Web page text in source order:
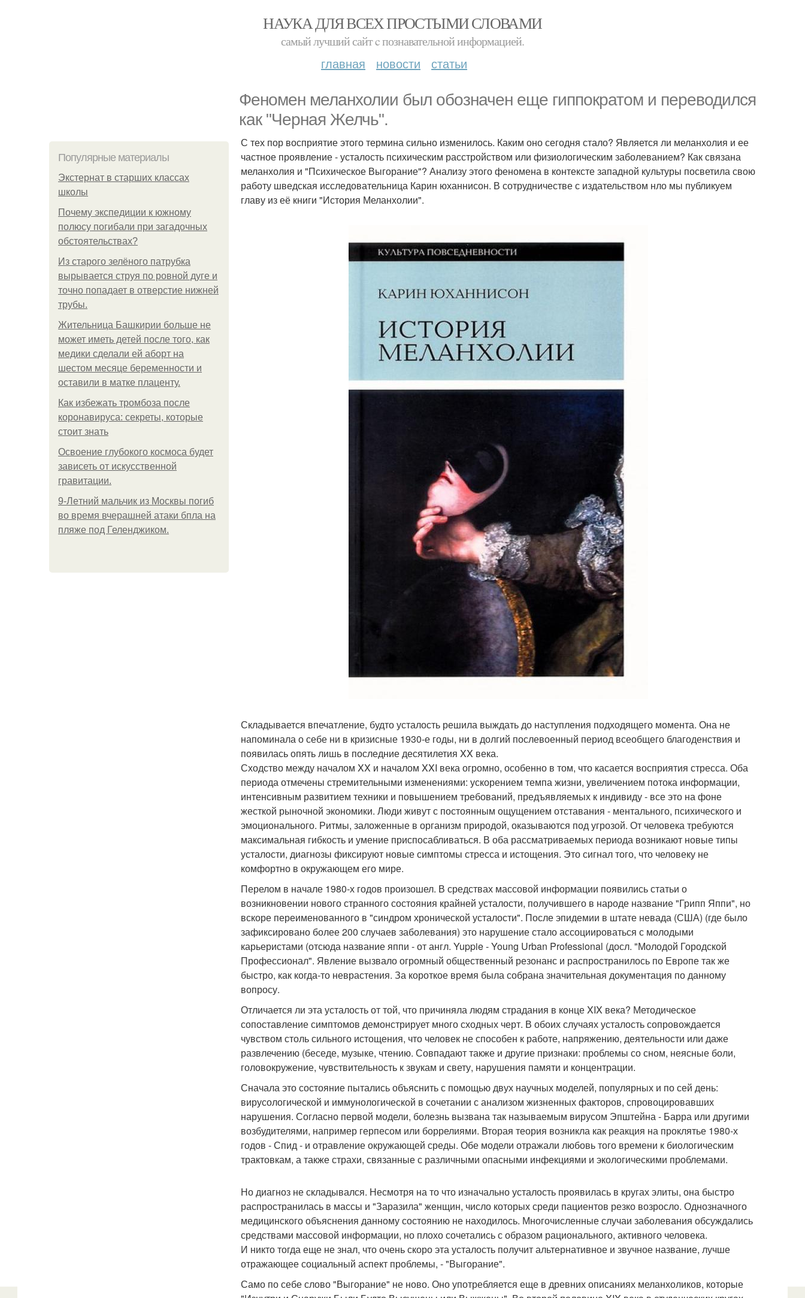
НАУКА ДЛЯ ВСЕХ ПРОСТЫМИ СЛОВАМИ
самый лучший сайт c познавательной информацией.
главная новости статьи
Феномен меланхолии был обозначен еще гиппократом и переводился
как "Черная Желчь".
Популярные материалы
Экстернат в старших классах
школы
Почему экспедиции к южному
полюсу погибали при загадочных
обстоятельствах?
Из старого зелёного патрубка
вырывается струя по ровной дуге и
точно попадает в отверстие нижней
трубы.
Жительница Башкирии больше не
может иметь детей после того, как
медики сделали ей аборт на
шестом месяце беременности и
оставили в матке плаценту.
Как избежать тромбоза после
коронавируса: секреты, которые
стоит знать
Освоение глубокого космоса будет
зависеть от искусственной
гравитации.
9-Лeтний мaльчик из Москвы погиб
во время вчерашней атаки бпла на
пляже под Геленджиком.
С тех пор восприятие этого термина сильно изменилось. Каким оно сегодня стало? Является ли меланхолия и ее
частное проявление - усталость психическим расстройством или физиологическим заболеванием? Как связана
меланхолия и "Психическое Выгорание"? Анализу этого феномена в контексте западной культуры посветила свою
работу шведская исследовательница Карин юханнисон. В сотрудничестве с издательством нло мы публикуем
главу из её книги "История Меланхолии".
Складывается впечатление, будто усталость решила выждать до наступления подходящего момента. Она не
напоминала о себе ни в кризисные 1930-е годы, ни в долгий послевоенный период всеобщего благоденствия и
появилась опять лишь в последние десятилетия XX века.
Сходство между началом XX и началом XXI века огромно, особенно в том, что касается восприятия стресса. Оба
периода отмечены стремительными изменениями: ускорением темпа жизни, увеличением потока информации,
интенсивным развитием техники и повышением требований, предъявляемых к индивиду - все это на фоне
жесткой рыночной экономики. Люди живут с постоянным ощущением отставания - ментального, психического и
эмоционального. Ритмы, заложенные в организм природой, оказываются под угрозой. От человека требуются
максимальная гибкость и умение приспосабливаться. В оба рассматриваемых периода возникают новые типы
усталости, диагнозы фиксируют новые симптомы стресса и истощения. Это сигнал того, что человеку не
комфортно в окружающем его мире.
Перелом в начале 1980-х годов произошел. В средствах массовой информации появились статьи о
возникновении нового странного состояния крайней усталости, получившего в народе название "Грипп Яппи", но
вскоре переименованного в "синдром хронической усталости". После эпидемии в штате невада (США) (где было
зафиксировано более 200 случаев заболевания) это нарушение стало ассоциироваться с молодыми
карьеристами (отсюда название яппи - от англ. Yuppie - Young Urban Professional (досл. "Молодой Городской
Профессионал". Явление вызвало огромный общественный резонанс и распространилось по Европе так же
быстро, как когда-то неврастения. За короткое время была собрана значительная документация по данному
вопросу.
Отличается ли эта усталость от той, что причиняла людям страдания в конце XIX века? Методическое
сопоставление симптомов демонстрирует много сходных черт. В обоих случаях усталость сопровождается
чувством столь сильного истощения, что человек не способен к работе, напряжению, деятельности или даже
развлечению (беседе, музыке, чтению. Совпадают также и другие признаки: проблемы со сном, неясные боли,
головокружение, чувствительность к звукам и свету, нарушения памяти и концентрации.
Сначала это состояние пытались объяснить с помощью двух научных моделей, популярных и по сей день:
вирусологической и иммунологической в сочетании с анализом жизненных факторов, спровоцировавших
нарушения. Согласно первой модели, болезнь вызвана так называемым вирусом Эпштейна - Барра или другими
возбудителями, например герпесом или боррелиями. Вторая теория возникла как реакция на проклятье 1980-х
годов - Спид - и отравление окружающей среды. Обе модели отражали любовь того времени к биологическим
трактовкам, а также страхи, связанные с различными опасными инфекциями и экологическими проблемами.
Но диагноз не складывался. Несмотря на то что изначально усталость проявилась в кругах элиты, она быстро
распространилась в массы и "Заразила" женщин, число которых среди пациентов резко возросло. Однозначного
медицинского объяснения данному состоянию не находилось. Многочисленные случаи заболевания обсуждались
средствами массовой информации, но плохо сочетались с образом рационального, активного человека.
И никто тогда еще не знал, что очень скоро эта усталость получит альтернативное и звучное название, лучше
отражающее социальный аспект проблемы, - "Выгорание".
Само по себе слово "Выгорание" не ново. Оно употребляется еще в древних описаниях меланхоликов, которые